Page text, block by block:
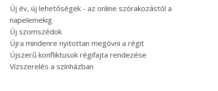
Új év, új lehetőségek - az online szórakozástól a
napelemekig
Új szomszédok
Újra mindenre nyitottan megóvni a régit
Újszerű konfliktusok régifajta rendezése
Vízszerelés a színházban